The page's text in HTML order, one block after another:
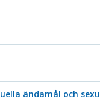
ändamål och